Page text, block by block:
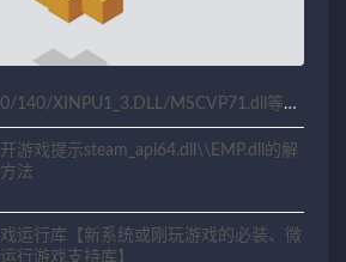
140/XINPU1_3.DLL/MSCVP71.dll等相
游戏提示steam_api64.dll\\EMP.dll的解
法
运行库【新系统或刚玩游戏的必装、微
行游戏支持库】